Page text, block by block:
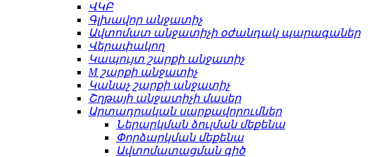
ՎԿԲ
Գլխավոր անջատիչ
Ավտոմատ անջատիչի օժանդակ պարագաներ
Վերափակող
Կապույտ շարքի անջատիչ
M շարքի անջատիչ
Կանաչ շարքի անջատիչ
Շղթայի անջատիչի մասեր
Արտադրական սարքավորումներ
Ներարկման ձուլման մեքենա
Փորձարկման մեքենա
Ավտոմատացման գիծ